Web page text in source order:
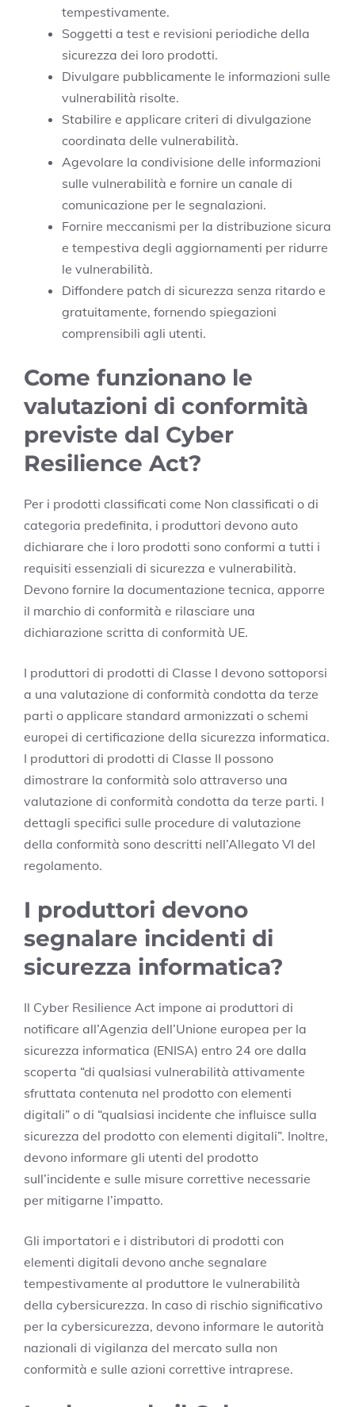
tempestivamente.
Soggetti a test e revisioni periodiche della
sicurezza dei loro prodotti.
Divulgare pubblicamente le informazioni sulle
vulnerabilità risolte.
Stabilire e applicare criteri di divulgazione
coordinata delle vulnerabilità.
Agevolare la condivisione delle informazioni
sulle vulnerabilità e fornire un canale di
comunicazione per le segnalazioni.
Fornire meccanismi per la distribuzione sicura
e tempestiva degli aggiornamenti per ridurre
le vulnerabilità.
Diffondere patch di sicurezza senza ritardo e
gratuitamente, fornendo spiegazioni
comprensibili agli utenti.
Come funzionano le
valutazioni di conformità
previste dal Cyber
Resilience Act?
Per i prodotti classificati come Non classificati o di
categoria predefinita, i produttori devono auto
dichiarare che i loro prodotti sono conformi a tutti i
requisiti essenziali di sicurezza e vulnerabilità.
Devono fornire la documentazione tecnica, apporre
il marchio di conformità e rilasciare una
dichiarazione scritta di conformità UE.
I produttori di prodotti di Classe I devono sottoporsi
a una valutazione di conformità condotta da terze
parti o applicare standard armonizzati o schemi
europei di certificazione della sicurezza informatica.
I produttori di prodotti di Classe II possono
dimostrare la conformità solo attraverso una
valutazione di conformità condotta da terze parti. I
dettagli specifici sulle procedure di valutazione
della conformità sono descritti nell’Allegato VI del
regolamento.
I produttori devono
segnalare incidenti di
sicurezza informatica?
Il Cyber Resilience Act impone ai produttori di
notificare all’Agenzia dell’Unione europea per la
sicurezza informatica (ENISA) entro 24 ore dalla
scoperta “di qualsiasi vulnerabilità attivamente
sfruttata contenuta nel prodotto con elementi
digitali” o di “qualsiasi incidente che influisce sulla
sicurezza del prodotto con elementi digitali”. Inoltre,
devono informare gli utenti del prodotto
sull’incidente e sulle misure correttive necessarie
per mitigarne l’impatto.
Gli importatori e i distributori di prodotti con
elementi digitali devono anche segnalare
tempestivamente al produttore le vulnerabilità
della cybersicurezza. In caso di rischio significativo
per la cybersicurezza, devono informare le autorità
nazionali di vigilanza del mercato sulla non
conformità e sulle azioni correttive intraprese.